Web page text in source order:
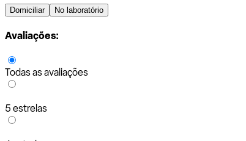
Domiciliar No laboratório
Avaliações:
Todas as avaliações
5 estrelas